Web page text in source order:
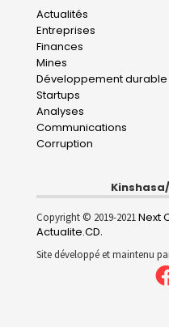
Main
navigation
Actualités
Entreprises
Finances
Mines
Développement durable
Startups
Analyses
Communications
Corruption
Copyright © 2019-2021Next
Actualite.CD.
Site développé et maintenu